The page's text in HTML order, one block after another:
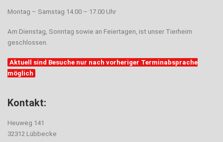
Montag – Samstag 14.00 – 17.00 Uhr
Am Dienstag, Sonntag sowie an Feiertagen, ist unser Tierheim
geschlossen.
Aktuell sind Besuche nur nach vorheriger Terminabsprache
möglich
Kontakt:
Heuweg 141
32312 Lübbecke